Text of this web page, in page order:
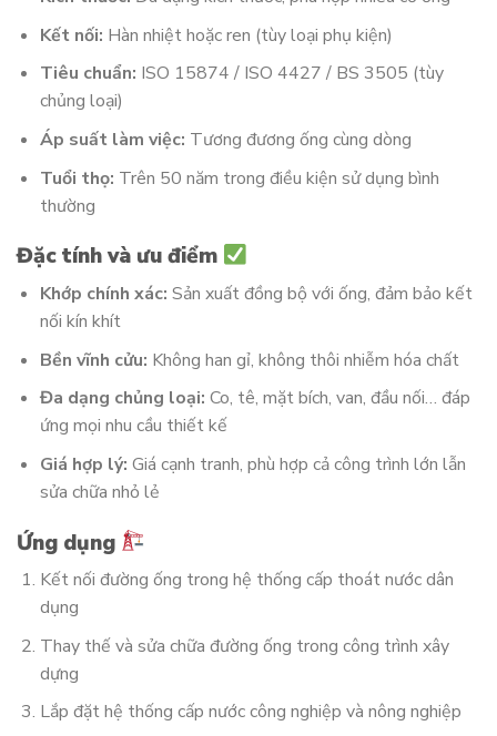
Kết nối: Hàn nhiệt hoặc ren (tùy loại phụ kiện)
Tiêu chuẩn: ISO 15874 / ISO 4427 / BS 3505 (tùy
chủng loại)
Áp suất làm việc: Tương đương ống cùng dòng
Tuổi thọ: Trên 50 năm trong điều kiện sử dụng bình
thường
Đặc tính và ưu điểm
Khớp chính xác: Sản xuất đồng bộ với ống, đảm bảo kết
nối kín khít
Bền vĩnh cửu: Không han gỉ, không thôi nhiễm hóa chất
Đa dạng chủng loại: Co, tê, mặt bích, van, đầu nối… đáp
ứng mọi nhu cầu thiết kế
Giá hợp lý: Giá cạnh tranh, phù hợp cả công trình lớn lẫn
sửa chữa nhỏ lẻ
Ứng dụng
Kết nối đường ống trong hệ thống cấp thoát nước dân
dụng
Thay thế và sửa chữa đường ống trong công trình xây
dựng
Lắp đặt hệ thống cấp nước công nghiệp và nông nghiệp